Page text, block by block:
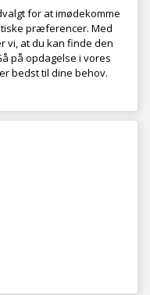
for at imødekomme
præferencer. Med
vi, at du kan finde den
på opdagelse i vores
bedst til dine behov.